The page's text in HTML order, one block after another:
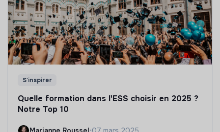
S'inspirer
Quelle formation dans l'ESS choisir en 2025 ?
Notre Top 10